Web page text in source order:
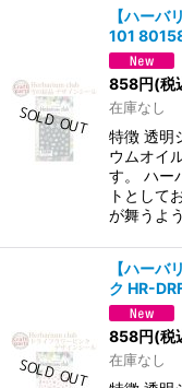
【ハー
101
858円(税
在庫なし
特徴 透明
ウムオイ
す。 ハー
トとして
が舞うよ
【ハーバ
ク HR-
858円(税
在庫なし